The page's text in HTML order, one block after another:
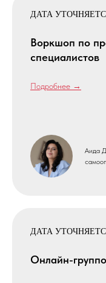
ДАТА
Воркшоп по
специалистов
Подробнее →
Аида
ДАТА
Онлайн-
КАК